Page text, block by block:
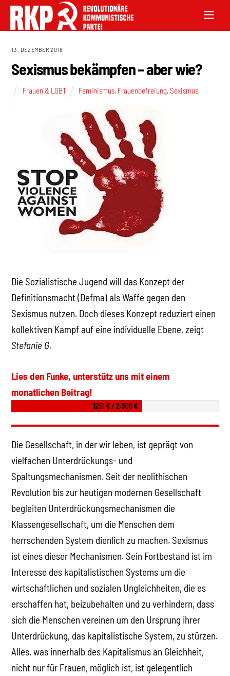
13. DEZEMBER 2016
Sexismus bekämpfen – aber wie?
Frauen & LGBT Feminismus, Frauenbefreiung,Sexismus
Die Sozialistische Jugend will das Konzept der
Definitionsmacht (Defma) als Waffe gegen den
Sexismus nutzen. Doch dieses Konzept reduziert einen
kollektiven Kampf auf eine individuelle Ebene, zeigt
Stefanie G.
Lies den Funke, unterstütz uns mit einem
monatlichen Beitrag!
1261 € / 2.000 €
Die Gesellschaft, in der wir leben, ist geprägt von
vielfachen Unterdrückungs- und
Spaltungsmechanismen. Seit der neolithischen
Revolution bis zur heutigen modernen Gesellschaft
begleiten Unterdrückungsmechanismen die
Klassengesellschaft, um die Menschen dem
herrschenden System dienlich zu machen. Sexismus
ist eines dieser Mechanismen. Sein Fortbestand ist im
Interesse des kapitalistischen Systems um die
wirtschaftlichen und sozialen Ungleichheiten, die es
erschaffen hat, beizubehalten und zu verhindern, dass
sich die Menschen vereinen um den Ursprung ihrer
Unterdrückung, das kapitalistische System, zu stürzen.
Alles, was innerhalb des Kapitalismus an Gleichheit,
nicht nur für Frauen, möglich ist, ist gelegentlich